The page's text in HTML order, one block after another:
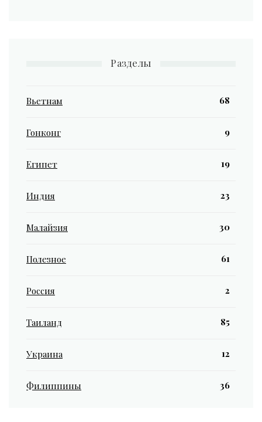
Разделы
Вьетнам 68
Гонконг 9
Египет 19
Индия 23
Малайзия 30
Полезное 61
Россия 2
Таиланд 85
Украина 12
Филиппины 36